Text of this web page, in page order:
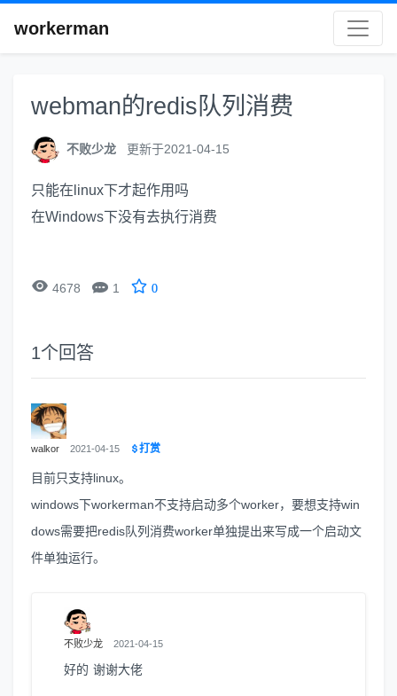
workerman
webman的redis队列消费
不败少龙 更新于2021-04-15
只能在linux下才起作用吗
在Windows下没有去执行消费
 4678  1 0
1个回答
walkor 2021-04-15 打赏
目前只支持linux。
windows下workerman不支持启动多个worker，要想支持win
dows需要把redis队列消费worker单独提出来写成一个启动文
件单独运行。
不败少龙 2021-04-15
好的 谢谢大佬